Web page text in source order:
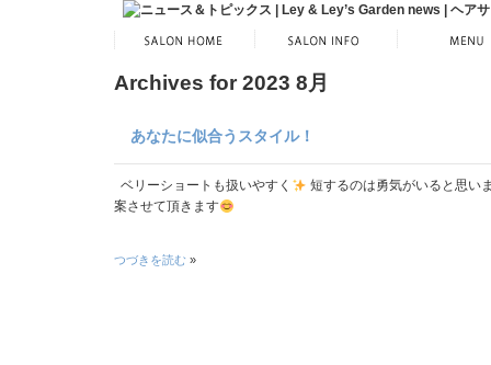
Archives for 2023 8月
あなたに似合うスタイル！
ベリーショートも扱いやすく
短するのは勇気がいると思い
案させて頂きます
つづきを読む »